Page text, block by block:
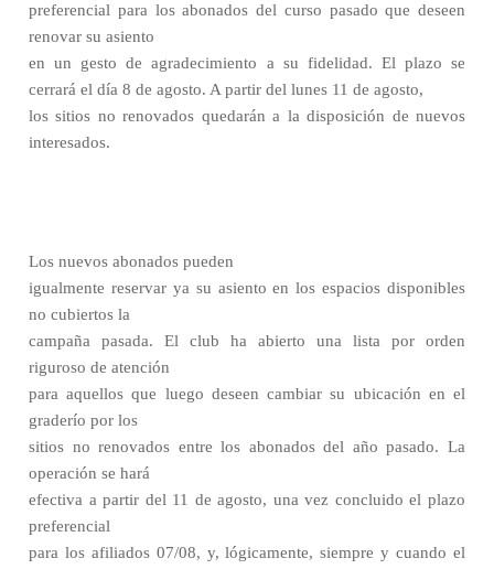
preferencial para los abonados del curso pasado que deseen
renovar su asiento
en un gesto de agradecimiento a su fidelidad. El plazo se
cerrará el día 8 de agosto. A partir del lunes 11 de agosto,
los sitios no renovados quedarán a la disposición de nuevos
interesados.
Los nuevos abonados pueden
igualmente reservar ya su asiento en los espacios disponibles
no cubiertos la
campaña pasada. El club ha abierto una lista por orden
riguroso de atención
para aquellos que luego deseen cambiar su ubicación en el
graderío por los
sitios no renovados entre los abonados del año pasado. La
operación se hará
efectiva a partir del 11 de agosto, una vez concluido el plazo
preferencial
para los afiliados 07/08, y, lógicamente, siempre y cuando el